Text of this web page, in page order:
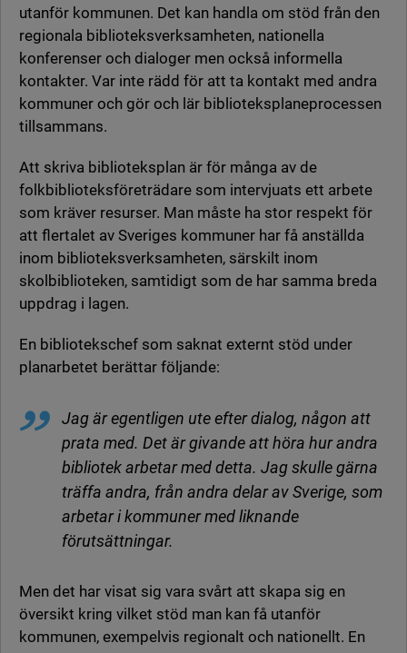
utanför kommunen. Det kan handla om stöd från den
regionala biblioteksverksamheten, nationella
konferenser och dialoger men också informella
kontakter. Var inte rädd för att ta kontakt med andra
kommuner och gör och lär biblioteksplaneprocessen
tillsammans.
Att skriva biblioteksplan är för många av de
folkbiblioteksföreträdare som intervjuats ett arbete
som kräver resurser. Man måste ha stor respekt för
att flertalet av Sveriges kommuner har få anställda
inom biblioteksverksamheten, särskilt inom
skolbiblioteken, samtidigt som de har samma breda
uppdrag i lagen.
En bibliotekschef som saknat externt stöd under
planarbetet berättar följande:
Jag är egentligen ute efter dialog, någon att
prata med. Det är givande att höra hur andra
bibliotek arbetar med detta. Jag skulle gärna
träffa andra, från andra delar av Sverige, som
arbetar i kommuner med liknande
förutsättningar.
Men det har visat sig vara svårt att skapa sig en
översikt kring vilket stöd man kan få utanför
kommunen, exempelvis regionalt och nationellt. En